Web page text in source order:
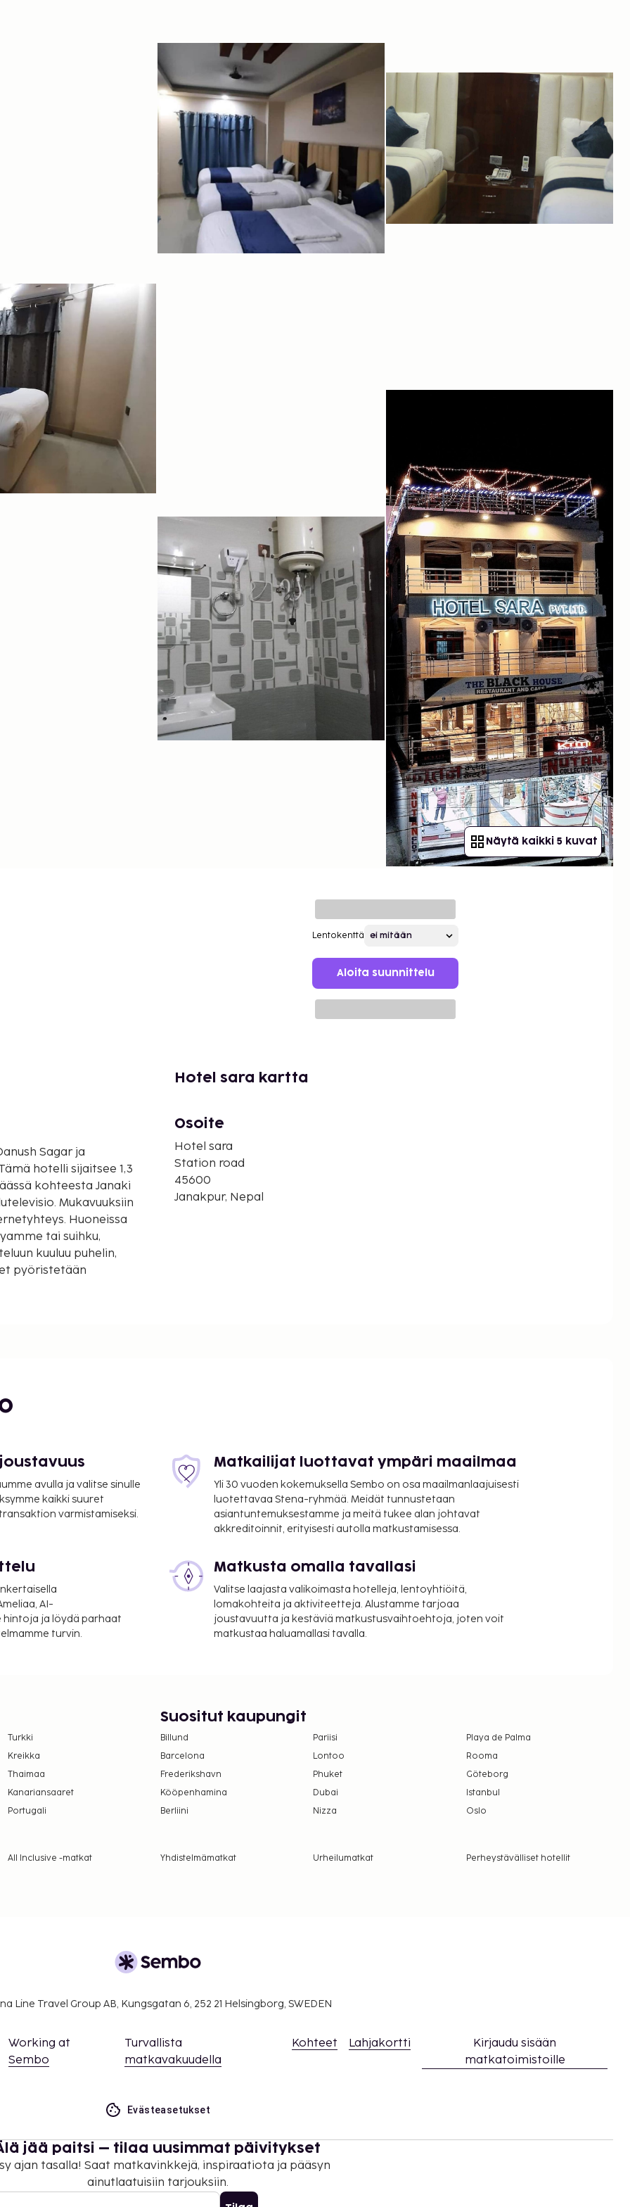
Näytä kaikki 5 kuvat
Lentokenttä
Aloita suunnittelu
kohteesta Janaki
Mukavuuksiin
Huoneissa
tai suihku,
kuuluu puhelin,
pyöristetään
2,3 mi
vuorokauden auki oleva
Hotel sara kartta
Osoite
Hotel sara
Station road
45600
Janakpur, Nepal
avulla ja valitse sinulle
kaikki suuret
varmistamiseksi.
Matkailijat luottavat ympäri maailmaa
Yli 30 vuoden kokemuksella Sembo on osa maailmanlaajuisesti
luotettavaa Stena-ryhmää. Meidät tunnustetaan
asiantuntemuksestamme ja meitä tukee alan johtavat
akkreditoinnit, erityisesti autolla matkustamisessa.
AI-
ja löydä parhaat
turvin.
Matkusta omalla tavallasi
Valitse laajasta valikoimasta hotelleja, lentoyhtiöitä,
lomakohteita ja aktiviteetteja. Alustamme tarjoaa
joustavuutta ja kestäviä matkustusvaihtoehtoja, joten voit
matkustaa haluamallasi tavalla.
Turkki
Kreikka
Thaimaa
Kanariansaaret
Portugali
Suositut kaupungit
Billund Pariisi
Playa de Palma
Barcelona
Lontoo
Rooma
Frederikshavn
Phuket
Göteborg
Kööpenhamina
Dubai
Istanbul
Berliini
Nizza Oslo
All Inclusive -matkat Yhdistelmämatkat Urheilumatkat
Perheystävälliset hotellit
Line Travel Group AB, Kungsgatan 6, 252 21 Helsingborg, SWEDEN
Working at
Sembo
Turvallista
matkavakuudella
Kohteet Lahjakortti
Kirjaudu sisään
matkatoimistoille
Evästeasetukset
jää paitsi – tilaa uusimmat päivitykset
ajan tasalla! Saat matkavinkkejä, inspiraatiota ja pääsyn
ainutlaatuisiin tarjouksiin.